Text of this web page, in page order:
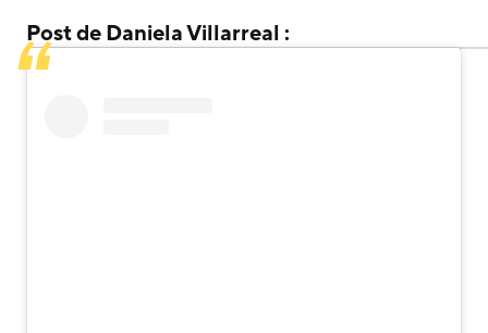
Post de Daniela Villarreal :